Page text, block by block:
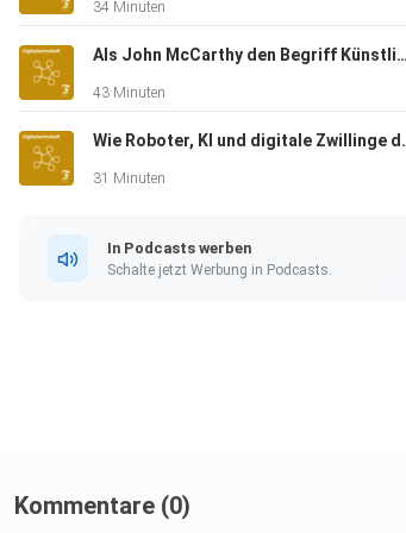
34 Minuten
Als John McCarthy den Begriff Künstliche Intelligenz erdachte
43 Minuten
Wie Roboter,
31 Minuten
In Podcasts werben
Schalte jetzt Werbung in Podcasts.
Kommentare (0)